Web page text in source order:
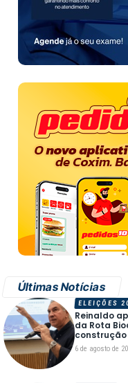
Últimas Notícias
Reinaldo
da Rota
6 de agosto de
ELEIÇÕES